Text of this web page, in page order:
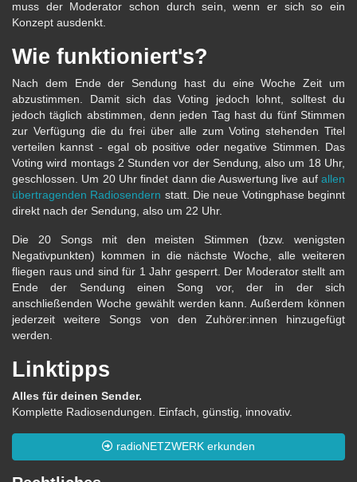
muss der Moderator schon durch sein, wenn er sich so ein
Konzept ausdenkt.
Wie funktioniert's?
Nach dem Ende der Sendung hast du eine Woche Zeit um
abzustimmen. Damit sich das Voting jedoch lohnt, solltest du
jedoch täglich abstimmen, denn jeden Tag hast du fünf Stimmen
zur Verfügung die du frei über alle zum Voting stehenden Titel
verteilen kannst - egal ob positive oder negative Stimmen. Das
Voting wird montags 2 Stunden vor der Sendung, also um 18 Uhr,
geschlossen. Um 20 Uhr findet dann die Auswertung live auf allen
übertragenden Radiosendern statt. Die neue Votingphase beginnt
direkt nach der Sendung, also um 22 Uhr.
Die 20 Songs mit den meisten Stimmen (bzw. wenigsten
Negativpunkten) kommen in die nächste Woche, alle weiteren
fliegen raus und sind für 1 Jahr gesperrt. Der Moderator stellt am
Ende der Sendung einen Song vor, der in der sich
anschließenden Woche gewählt werden kann. Außerdem können
jederzeit weitere Songs von den Zuhörer:innen hinzugefügt
werden.
Linktipps
Alles für deinen Sender.
Komplette Radiosendungen. Einfach, günstig, innovativ.
radioNETZWERK erkunden